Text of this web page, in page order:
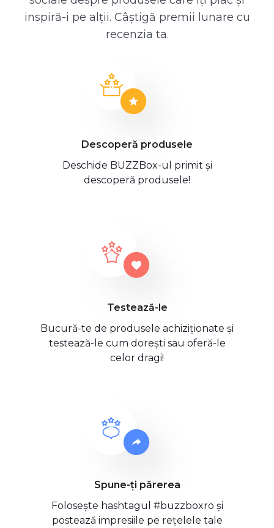
inspiră-i pe alții. Câștigă premii lunare cu
recenzia ta.
Descoperă produsele
Deschide BUZZBox-ul primit și
descoperă produsele!
Testează-le
Bucură-te de produsele achiziționate și
testează-le cum dorești sau oferă-le
celor dragi!
Spune-ți părerea
Folosește hashtagul #buzzboxro și
postează impresiile pe rețelele tale